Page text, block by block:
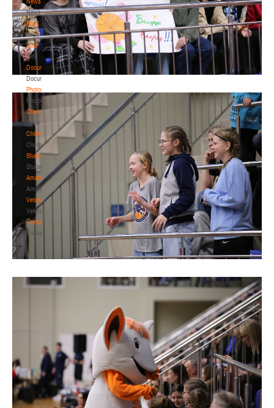
News
Boys
Boys
Girls
Girls
Documentation
Documentation
Photos
Photos
Other
Other
Children's
Children's
Students
Students
Amateur
Amateur
Veterans
Veterans
Contacts
Contacts